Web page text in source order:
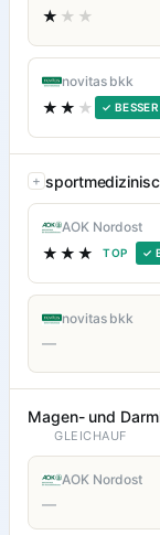
★ ★★
novitas bkk
★★ ★ ✓ BESSER
AOK Nordost
★★★ TOP ✓
novitas bkk
—
Magen- und
GLEICHAUF
AOK Nordost
—